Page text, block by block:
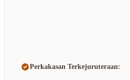
Perkakasan Terkejuruteraan: